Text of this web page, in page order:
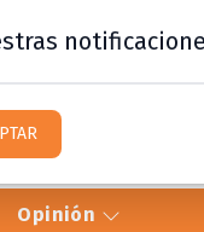
Opinión